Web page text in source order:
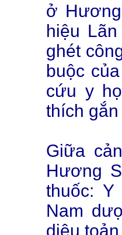
ở
hiệu
ghét
buộc
cứu y
thích gắn
Giữa
Hương
thuốc:
Nam
diệu